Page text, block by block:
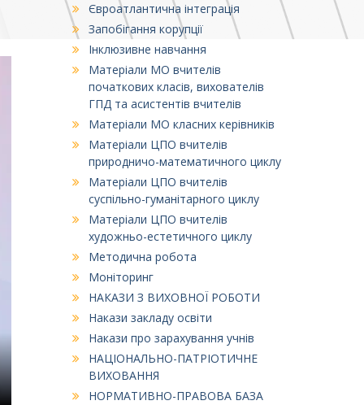
Євроатлантична інтеграція
Запобігання корупції
Інклюзивне навчання
Матеріали МО вчителів
початкових класів, вихователів
ГПД та асистентів вчителів
Матеріали МО класних керівників
Матеріали ЦПО вчителів
природничо-математичного циклу
Матеріали ЦПО вчителів
суспільно-гуманітарного циклу
Матеріали ЦПО вчителів
художньо-естетичного циклу
Методична робота
Моніторинг
НАКАЗИ З ВИХОВНОЇ РОБОТИ
Накази закладу освіти
Накази про зарахування учнів
НАЦІОНАЛЬНО-ПАТРІОТИЧНЕ
ВИХОВАННЯ
НОРМАТИВНО-ПРАВОВА БАЗА